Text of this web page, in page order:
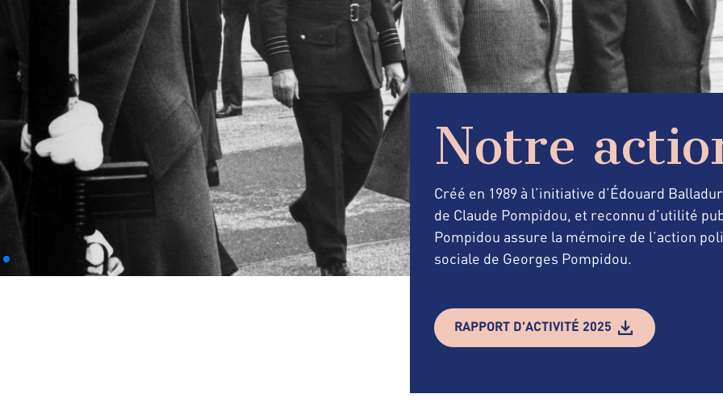
Notre
Créé en 1989 à l’initiative d’Édouard
de Claude Pompidou, et reconnu d’utilité
Pompidou assure la mémoire de l’action
sociale de Georges Pompidou.
RAPPORT D'ACTIVITÉ 2025